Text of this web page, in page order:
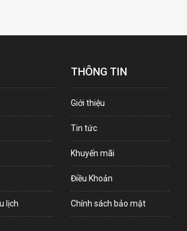
lịch
THÔNG TIN
Giới thiệu
Tin tức
Khuyến mãi
Điều Khoản
Chính sách bảo mật